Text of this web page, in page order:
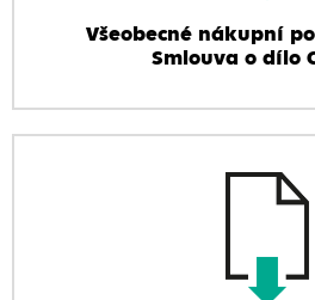
Všeobecné nákupní
Smlouva o dílo